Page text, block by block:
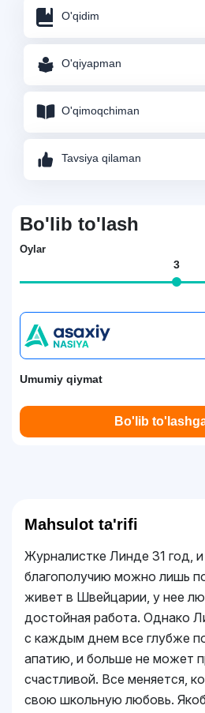
O'qidim
O'qiyapman
O'qimoqchiman
Tavsiya qilaman
Bo'lib to'lash
Oylar
3
Umumiy qiymat
Bo'lib
Mahsulot ta'rifi
Журналистке Линде 31 год,
благополучию можно лишь
живет в Швейцарии, у нее
достойная работа. Однако
с каждым днем все глубже
апатию, и больше не может
счастливой. Все меняется,
свою школьную любовь.